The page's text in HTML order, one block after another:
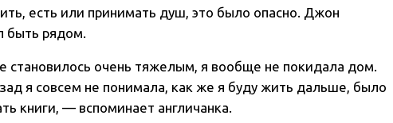
есть или принимать душ, это было опасно. Джон
быть рядом.
становилось очень тяжелым, я вообще не покидала дом.
я совсем не понимала, как же я буду жить дальше, было
книги, — вспоминает англичанка.